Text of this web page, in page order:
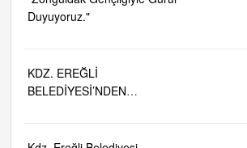
"Zonguldak Gençliğiyle Gurur
Duyuyoruz."
KDZ. EREĞLİ